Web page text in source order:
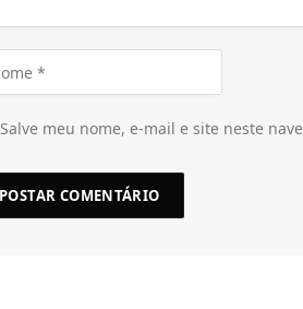
Salve meu nome, e-mail e site neste